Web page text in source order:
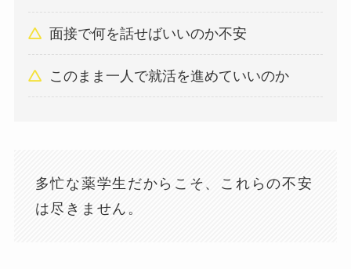
面接で何を話せばいいのか不安
このまま一人で就活を進めていいのか
多忙な薬学生だからこそ、これらの不安
は尽きません。